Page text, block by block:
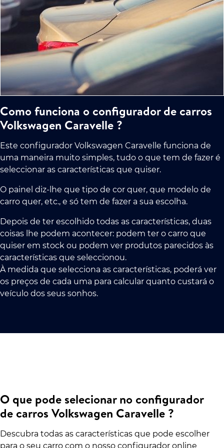
Como funciona o configurador de carros
Volkswagen Caravelle ?
Este configurador Volkswagen Caravelle funciona de
uma maneira muito simples, tudo o que tem de fazer é
seleccionar as características que quiser.
O painel diz-lhe que tipo de cor quer, que modelo de
carro quer, etc., e só tem de fazer a sua escolha.
Depois de ter escolhido todas as características, duas
coisas lhe podem acontecer: podem ter o carro que
quiser em stock ou podem ver produtos parecidos às
características que seleccionou.
À medida que selecciona as características, poderá ver
os preços de cada uma para calcular quanto custará o
veículo dos seus sonhos.
O que pode selecionar no configurador
de carros Volkswagen Caravelle ?
Descubra todas as características que pode escolher
para o seu carro com o nosso configurador online